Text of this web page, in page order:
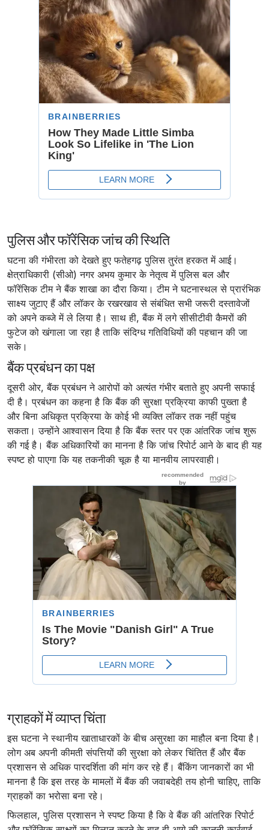
पुलिस और फॉरेंसिक जांच की स्थिति
घटना की गंभीरता को देखते हुए फतेहगढ़ पुलिस तुरंत हरकत में आई।
क्षेत्राधिकारी (सीओ) नगर अभय कुमार के नेतृत्व में पुलिस बल और
फॉरेंसिक टीम ने बैंक शाखा का दौरा किया। टीम ने घटनास्थल से प्रारंभिक
साक्ष्य जुटाए हैं और लॉकर के रखरखाव से संबंधित सभी जरूरी दस्तावेजों
को अपने कब्जे में ले लिया है। साथ ही, बैंक में लगे सीसीटीवी कैमरों की
फुटेज को खंगाला जा रहा है ताकि संदिग्ध गतिविधियों की पहचान की जा
सके।
बैंक प्रबंधन का पक्ष
दूसरी ओर, बैंक प्रबंधन ने आरोपों को अत्यंत गंभीर बताते हुए अपनी सफाई
दी है। प्रबंधन का कहना है कि बैंक की सुरक्षा प्रक्रिया काफी पुख्ता है
और बिना अधिकृत प्रक्रिया के कोई भी व्यक्ति लॉकर तक नहीं पहुंच
सकता। उन्होंने आश्वासन दिया है कि बैंक स्तर पर एक आंतरिक जांच शुरू
की गई है। बैंक अधिकारियों का मानना है कि जांच रिपोर्ट आने के बाद ही यह
स्पष्ट हो पाएगा कि यह तकनीकी चूक है या मानवीय लापरवाही।
ग्राहकों में व्याप्त चिंता
इस घटना ने स्थानीय खाताधारकों के बीच असुरक्षा का माहौल बना दिया है।
लोग अब अपनी कीमती संपत्तियों की सुरक्षा को लेकर चिंतित हैं और बैंक
प्रशासन से अधिक पारदर्शिता की मांग कर रहे हैं। बैंकिंग जानकारों का भी
मानना है कि इस तरह के मामलों में बैंक की जवाबदेही तय होनी चाहिए, ताकि
ग्राहकों का भरोसा बना रहे।
फिलहाल, पुलिस प्रशासन ने स्पष्ट किया है कि वे बैंक की आंतरिक रिपोर्ट